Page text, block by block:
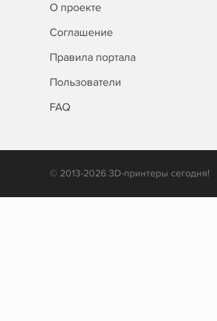
О проекте
Соглашение
Правила портала
Пользователи
FAQ
© 2013-2026 3D-принтеры сегодня!